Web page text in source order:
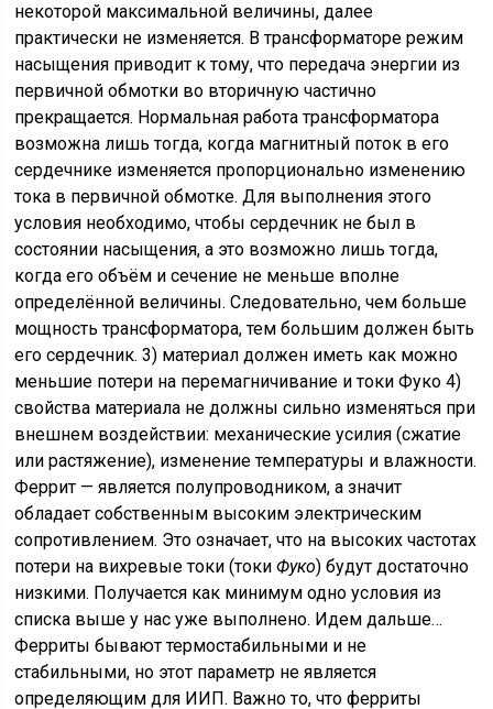
некоторой максимальной величины, далее
практически не изменяется. В трансформаторе режим
насыщения приводит к тому, что передача энергии из
первичной обмотки во вторичную частично
прекращается. Нормальная работа трансформатора
возможна лишь тогда, когда магнитный поток в его
сердечнике изменяется пропорционально изменению
тока в первичной обмотке. Для выполнения этого
условия необходимо, чтобы сердечник не был в
состоянии насыщения, а это возможно лишь тогда,
когда его объём и сечение не меньше вполне
определённой величины. Следовательно, чем больше
мощность трансформатора, тем большим должен быть
его сердечник. 3) материал должен иметь как можно
меньшие потери на перемагничивание и токи Фуко 4)
свойства материала не должны сильно изменяться при
внешнем воздействии: механические усилия (сжатие
или растяжение), изменение температуры и влажности.
Феррит — является полупроводником, а значит
обладает собственным высоким электрическим
сопротивлением. Это означает, что на высоких частотах
потери на вихревые токи (токиФуко) будут достаточно
низкими. Получается как минимум одно условия из
списка выше у нас уже выполнено. Идем дальше…
Ферриты бывают термостабильными и не
стабильными, но этот параметр не является
определяющим для ИИП. Важно то, что ферриты